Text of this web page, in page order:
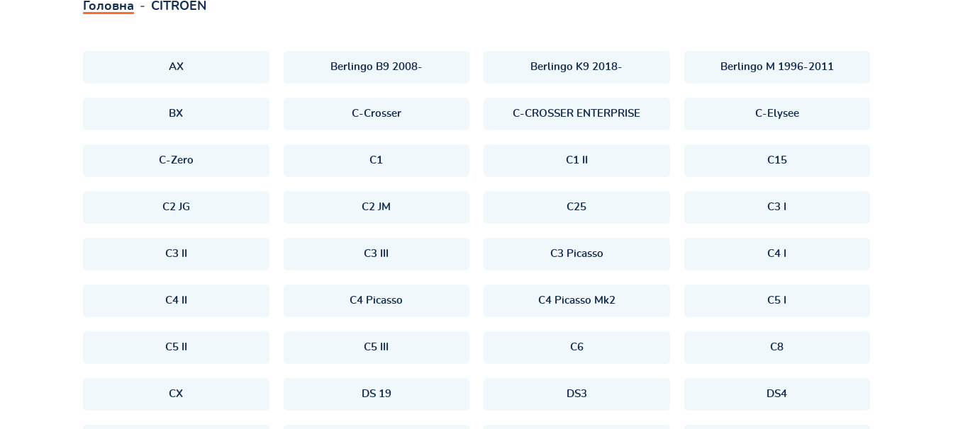
Головна CITROEN
AX Berlingo B9 2008- Berlingo K9 2018- Berlingo M 1996-2011
BX C-Crosser C-CROSSER ENTERPRISE C-Elysee
C-Zero C1 C1 II C15
C2 JG C2 JM C25 C3 I
C3 II C3 III C3 Picasso C4 I
C4 II C4 Picasso C4 Picasso Mk2 C5 I
C5 II C5 III C6 C8
CX DS 19 DS3 DS4